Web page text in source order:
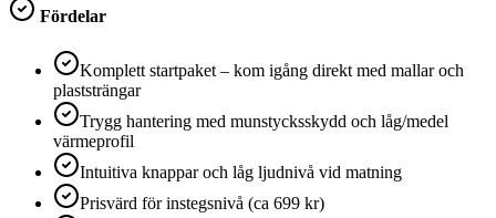
Fördelar
Komplett startpaket – kom igång direkt med mallar och
plaststrängar
Trygg hantering med munstycksskydd och låg/medel
värmeprofil
Intuitiva knappar och låg ljudnivå vid matning
Prisvärd för instegsnivå (ca 699 kr)